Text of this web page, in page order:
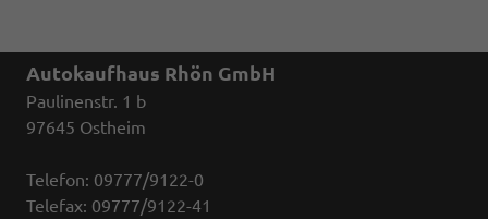
Autokaufhaus Rhön GmbH
Paulinenstr. 1 b
97645 Ostheim
Telefon: 09777/9122-0
Telefax: 09777/9122-41